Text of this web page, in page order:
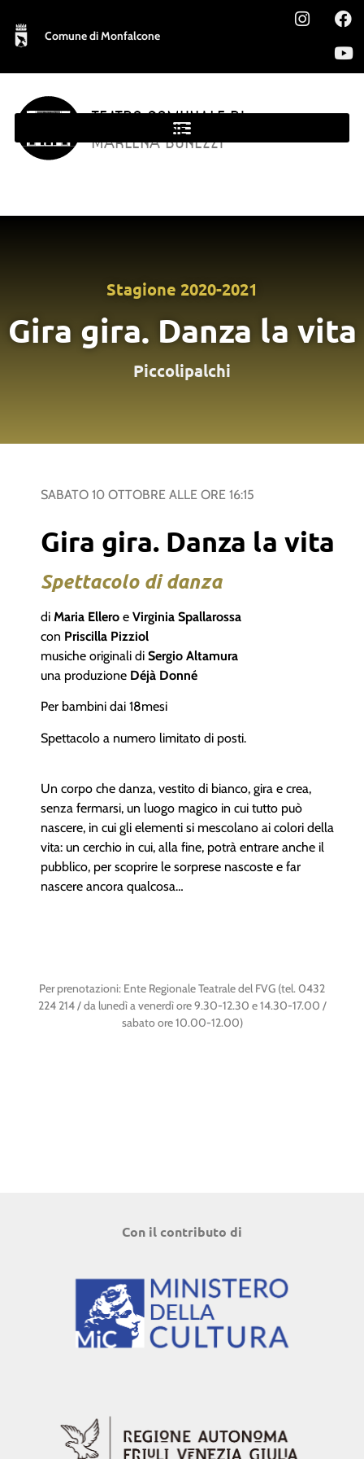
Comune di Monfalcone
TEATRO COMUNALE DI
MONFALCONE
MARLENA BONEZZI
Stagione 2020-2021
Gira gira. Danza la vita
Piccolipalchi
Per prenotazioni: Ente Regionale Teatrale del FVG (tel. 0432
224 214 / da lunedì a venerdì ore 9.30-12.30 e 14.30-17.00 /
sabato ore 10.00-12.00)
SABATO 10 OTTOBRE ALLE ORE 16:15
Gira gira. Danza la vita
Spettacolo di danza
di Maria Ellero e Virginia Spallarossa
con Priscilla Pizziol
musiche originali di Sergio Altamura
una produzione Déjà Donné
Per bambini dai 18mesi
Spettacolo a numero limitato di posti.
Un corpo che danza, vestito di bianco, gira e crea,
senza fermarsi, un luogo magico in cui tutto può
nascere, in cui gli elementi si mescolano ai colori della
vita: un cerchio in cui, alla fine, potrà entrare anche il
pubblico, per scoprire le sorprese nascoste e far
nascere ancora qualcosa…
Con il contributo di